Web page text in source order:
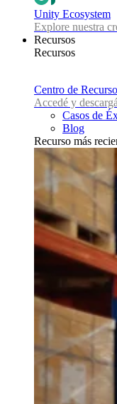
Unity Ecosystem
Explore nuestra
Recursos
Recursos
Centro de
Accedé y
Casos de
Blog
Recurso más